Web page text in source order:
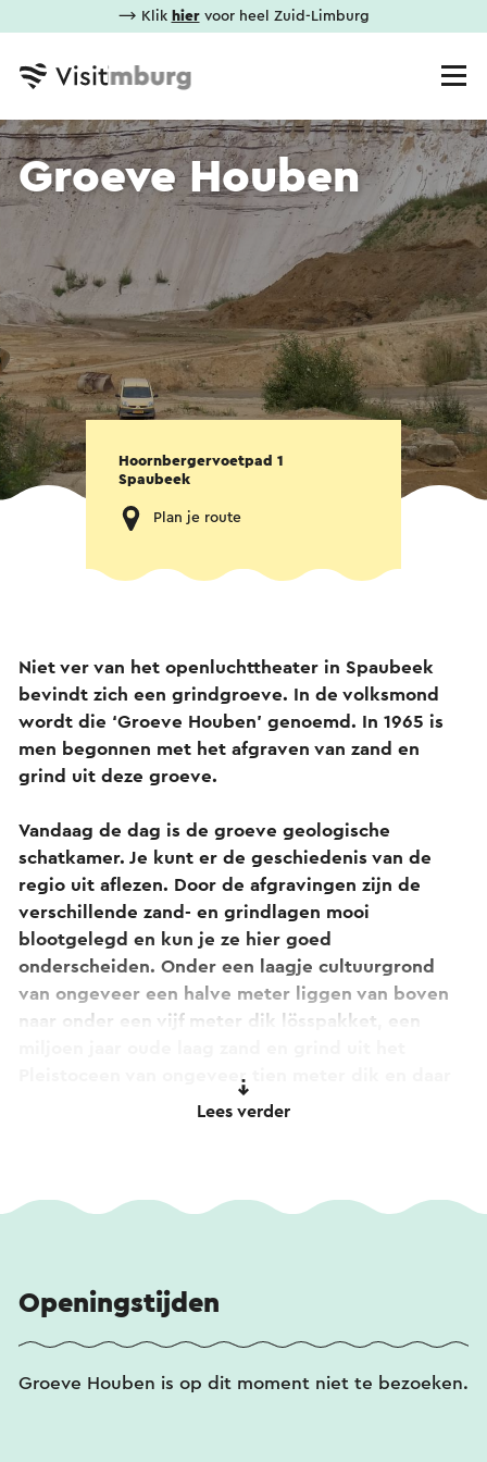
⟶ Klik hiervoor heel Zuid-Limburg
Groeve Houben
Hoornbergervoetpad 1
Spaubeek
Plan je route
Niet ver van het openluchttheater in Spaubeek
bevindt zich een grindgroeve. In de volksmond
wordt die ‘Groeve Houben’ genoemd. In 1965 is
men begonnen met het afgraven van zand en
grind uit deze groeve.
Vandaag de dag is de groeve geologische
schatkamer. Je kunt er de geschiedenis van de
regio uit aflezen. Door de afgravingen zijn de
verschillende zand- en grindlagen mooi
blootgelegd en kun je ze hier goed
onderscheiden. Onder een laagje cultuurgrond
van ongeveer een halve meter liggen van boven
naar onder een vijf meter dik lösspakket, een
Pleistoceen van ongeveer tien meter dik en daar
weer onder een negen meter dikke laag zand uit
België en Duitsland is aangevoerd. Het oudste
gesteente daarbij is kwartsiet, afkomstig uit het
Cambrium, zo’n 500 miljoen jaar geleden. Enkele
van de grote Maaskeien bij de verderop gelegen
Lees verder
Openingstijden
Groeve Houben is op dit moment niet te bezoeken.